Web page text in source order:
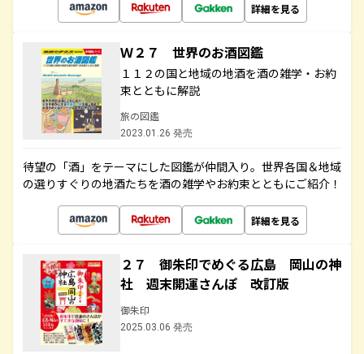
詳細を見る
Ｗ２７ 世界のお酒図鑑
１１２の国と地域の地酒を酒の雑学・お約
束とともに解説
旅の図鑑
2023.01.26 発売
待望の「酒」をテーマにした図鑑が仲間入り。世界各国＆地域
の選りすぐりの地酒たちを酒の雑学やお約束とともにご紹介！
詳細を見る
２７ 御朱印でめぐる広島 岡山の神
社 週末開運さんぽ 改訂版
御朱印
2025.03.06 発売